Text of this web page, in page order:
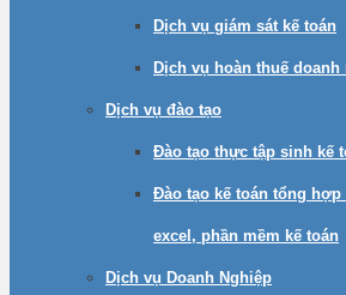
Dịch vụ giám sát kế toán
Dịch vụ hoàn thuế doanh
Dịch vụ đào tạo
Đào tạo thực tập sinh kế
Đào tạo kế toán tổng
excel, phần mềm kế toán
Dịch vụ Doanh Nghiệp